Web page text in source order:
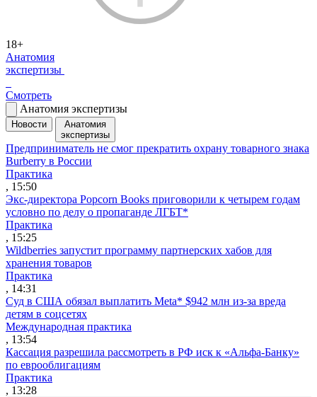
18+
Анатомия
экспертизы
Смотреть
Анатомия экспертизы
Новости
Анатомия
экспертизы
Предприниматель не смог прекратить охрану товарного знака
Burberry в России
Практика
, 15:50
Экс-директора Popcorn Books приговорили к четырем годам
условно по делу о пропаганде ЛГБТ*
Практика
, 15:25
Wildberries запустит программу партнерских хабов для
хранения товаров
Практика
, 14:31
Суд в США обязал выплатить Meta* $942 млн из-за вреда
детям в соцсетях
Международная практика
, 13:54
Кассация разрешила рассмотреть в РФ иск к «Альфа-Банку»
по еврооблигациям
Практика
, 13:28